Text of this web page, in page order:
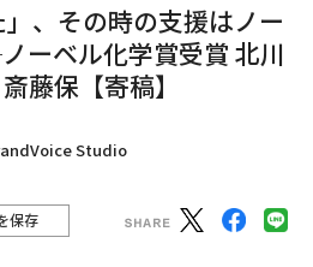
」、その時の支援はノー
ーベル化学賞受賞 北川
藤保【寄稿】
Studio
保存